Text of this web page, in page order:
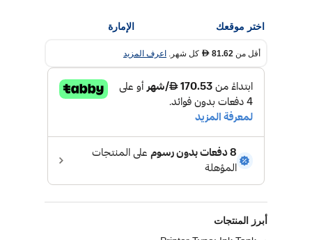
اختر موقعك الإمارة
أقل من D 81.62 كل شهر. اعرف المزيد
أبرز المنتجات